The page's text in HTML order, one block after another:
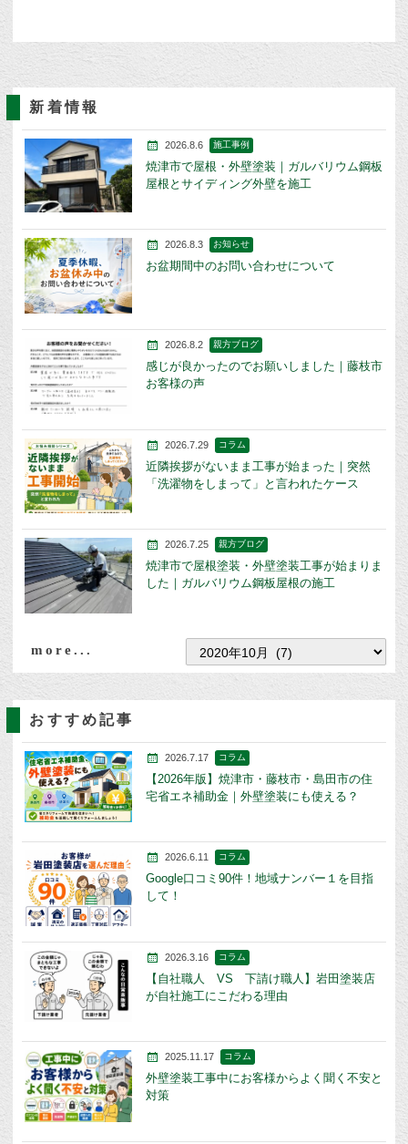
新着情報
2026.8.6 施工事例
焼津市で屋根・外壁塗装｜ガルバリウム鋼板
屋根とサイディング外壁を施工
2026.8.3 お知らせ
お盆期間中のお問い合わせについて
2026.8.2 親方ブログ
感じが良かったのでお願いしました｜藤枝市
お客様の声
2026.7.29 コラム
近隣挨拶がないまま工事が始まった｜突然
「洗濯物をしまって」と言われたケース
2026.7.25 親方ブログ
焼津市で屋根塗装・外壁塗装工事が始まりま
した｜ガルバリウム鋼板屋根の施工
more...
おすすめ記事
2026.7.17 コラム
【2026年版】焼津市・藤枝市・島田市の住
宅省エネ補助金｜外壁塗装にも使える？
2026.6.11 コラム
Google口コミ90件！地域ナンバー１を目指
して！
2026.3.16 コラム
【自社職人 VS 下請け職人】岩田塗装店
が自社施工にこだわる理由
2025.11.17 コラム
外壁塗装工事中にお客様からよく聞く不安と
対策